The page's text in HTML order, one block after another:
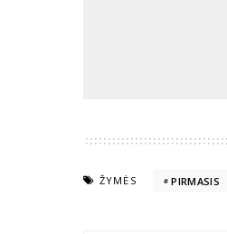
ŽYMĖS PIRMASIS